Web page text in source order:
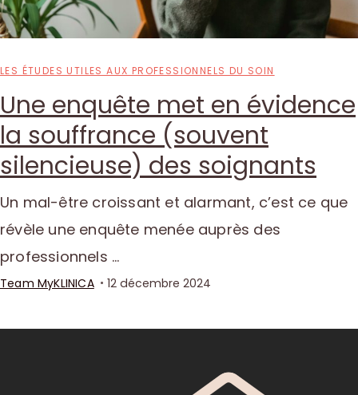
LES ÉTUDES UTILES AUX PROFESSIONNELS DU SOIN
Une enquête met en évidence
la souffrance (souvent
silencieuse) des soignants
Un mal-être croissant et alarmant, c’est ce que
révèle une enquête menée auprès des
professionnels …
Team MyKLINICA 12 décembre 2024